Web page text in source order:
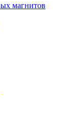
магнитов